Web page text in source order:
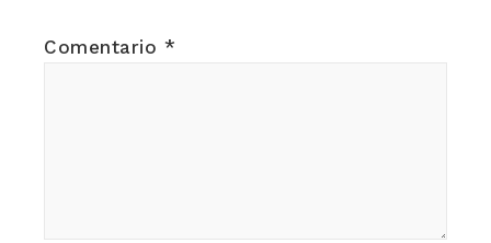
Comentario *